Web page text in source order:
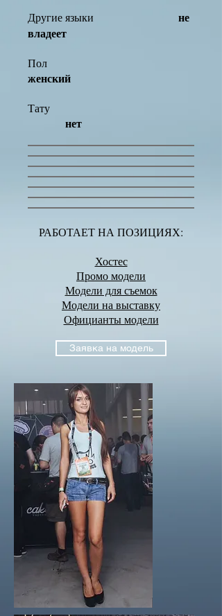
Другие языки не
владеет
Пол
женский
Тату
нет
РАБОТАЕТ НА ПОЗИЦИЯХ:
Хостес
Промо модели
Модели для съемок
Модели на выставку
Официанты модели
Заявка на модель